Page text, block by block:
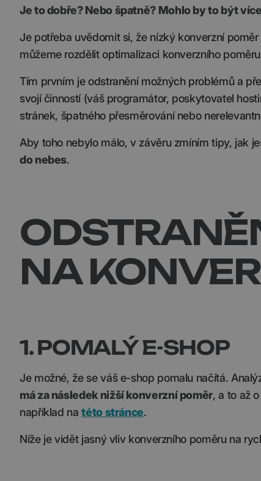
Je to dobře? Nebo špatně? Mohlo by to být
Je potřeba uvědomit si, že nízký konverzní
můžeme rozdělit optimalizaci konverzního
Tím prvním je odstranění možných problémů a
svojí činností (váš programátor, poskytovatel
stránek, špatného přesměrování nebo
Aby toho nebylo málo, v závěru zmíním tipy, jak
do nebes.
NA
1. POMALÝ E-SHOP
Je možné, že se váš e-shop pomalu načítá.
má za následek nižší konverzní poměr, a to až
například natéto stránce.
Níže je vidět jasný vliv konverzního poměru na